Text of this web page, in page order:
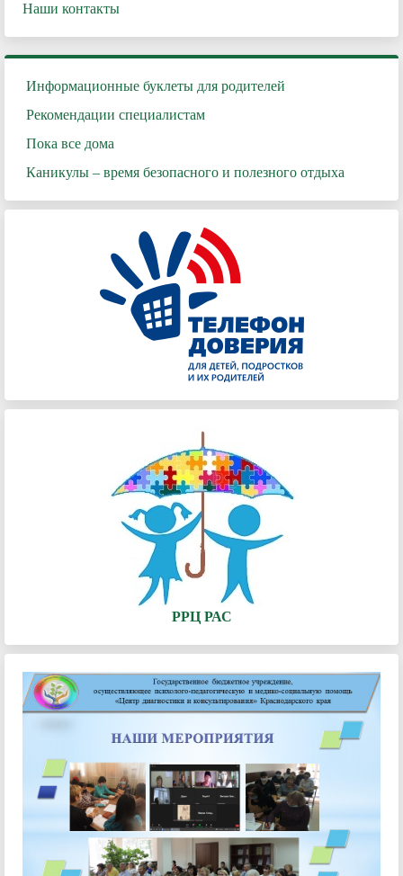
Наши контакты
Информационные буклеты для родителей
Рекомендации специалистам
Пока все дома
Каникулы – время безопасного и полезного отдыха
РРЦ РАС